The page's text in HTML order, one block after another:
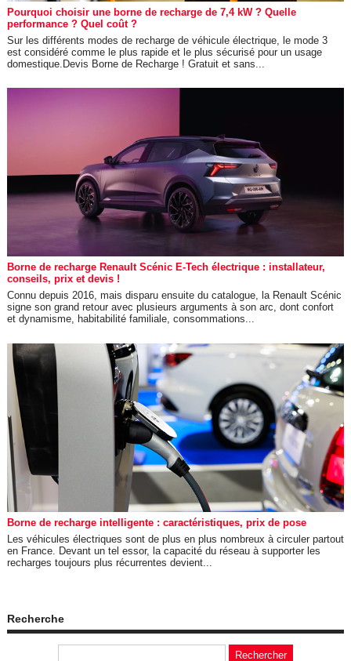
Pourquoi choisir une borne de recharge de 7,4 kW ? Quelle
performance ? Quel coût ?
Sur les différents modes de recharge de véhicule électrique, le mode 3
est considéré comme le plus rapide et le plus sécurisé pour un usage
domestique.Devis Borne de Recharge ! Gratuit et sans...
Borne de recharge Renault Scénic E-Tech électrique : installateur,
conseils, prix et devis !
Connu depuis 2016, mais disparu ensuite du catalogue, la Renault Scénic
signe son grand retour avec plusieurs arguments à son arc, dont confort
et dynamisme, habitabilité familiale, consommations...
Borne de recharge intelligente : caractéristiques, prix de pose
Les véhicules électriques sont de plus en plus nombreux à circuler partout
en France. Devant un tel essor, la capacité du réseau à supporter les
recharges toujours plus récurrentes devient...
Recherche